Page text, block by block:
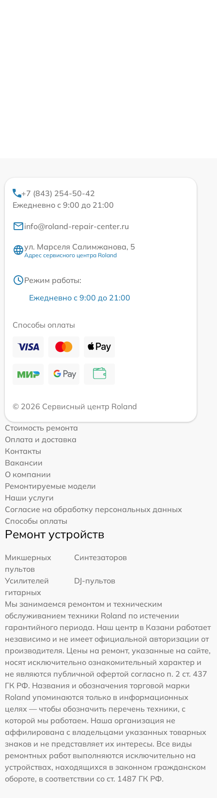
+7 (843) 254-50-42
Ежедневно с 9:00 до 21:00
info@roland-repair-center.ru
ул. Марселя Салимжанова, 5
Адрес сервисного центра Roland
Режим работы:
Ежедневно с 9:00 до 21:00
Способы оплаты
© 2026 Сервисный центр Roland
Стоимость ремонта
Оплата и доставка
Контакты
Вакансии
О компании
Ремонтируемые модели
Наши услуги
Согласие на обработку персональных данных
Способы оплаты
Ремонт устройств
Микшерных
пультов
Синтезаторов
Усилителей
гитарных
DJ-пультов
Мы занимаемся ремонтом и техническим
обслуживанием техники Roland по истечении
гарантийного периода. Наш центр в Казани работает
независимо и не имеет официальной авторизации от
производителя. Цены на ремонт, указанные на сайте,
носят исключительно ознакомительный характер и
не являются публичной офертой согласно п. 2 ст. 437
ГК РФ. Названия и обозначения торговой марки
Roland упоминаются только в информационных
целях — чтобы обозначить перечень техники, с
которой мы работаем. Наша организация не
аффилирована с владельцами указанных товарных
знаков и не представляет их интересы. Все виды
ремонтных работ выполняются исключительно на
устройствах, находящихся в законном гражданском
обороте, в соответствии со ст. 1487 ГК РФ.